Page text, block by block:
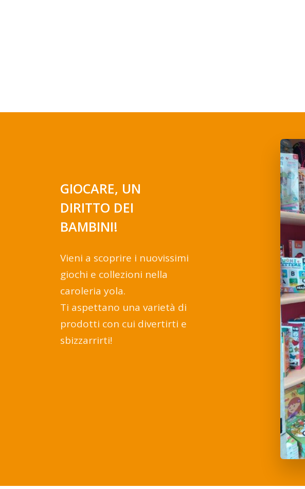
GIOCARE, UN
DIRITTO DEI
BAMBINI!
Vieni a scoprire i nuovissimi
giochi e collezioni nella
caroleria yola.
Ti aspettano una varietà di
prodotti con cui divertirti e
sbizzarrirti!